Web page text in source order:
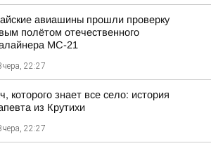
авиашины прошли проверку
полётом отечественного
МС-21
22:27
которого знает все село: история
из Крутихи
22:27